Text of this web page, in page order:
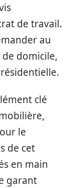
de travail.
au
domicile,
clé
le
de cet
en main
garant